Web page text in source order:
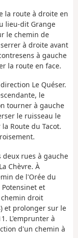
la route à droite en
lieu-dit Grange
le chemin de
à droite avant
à gauche
la route en face.
Le Quéser.
le
tourner à gauche
le ruisseau le
Route du Tacot.
rues à gauche
Chèvre. À
de l'Orée du
et
droit
et prolonger sur le
L'emprunter à
d'un chemin à